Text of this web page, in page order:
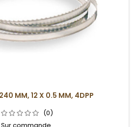
MM, 12 X 0.5 MM, 4DPP
(0)